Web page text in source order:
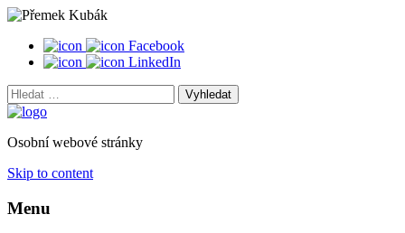
Facebook
LinkedIn
Vyhledat:
Osobní webové stránky
Skip to content
Menu